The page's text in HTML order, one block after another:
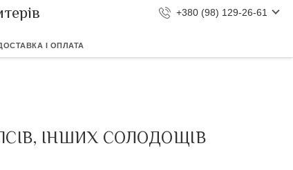
+380 (98) 129-26-61
І ОПЛАТА
ІНШИХ СОЛОДОЩІВ